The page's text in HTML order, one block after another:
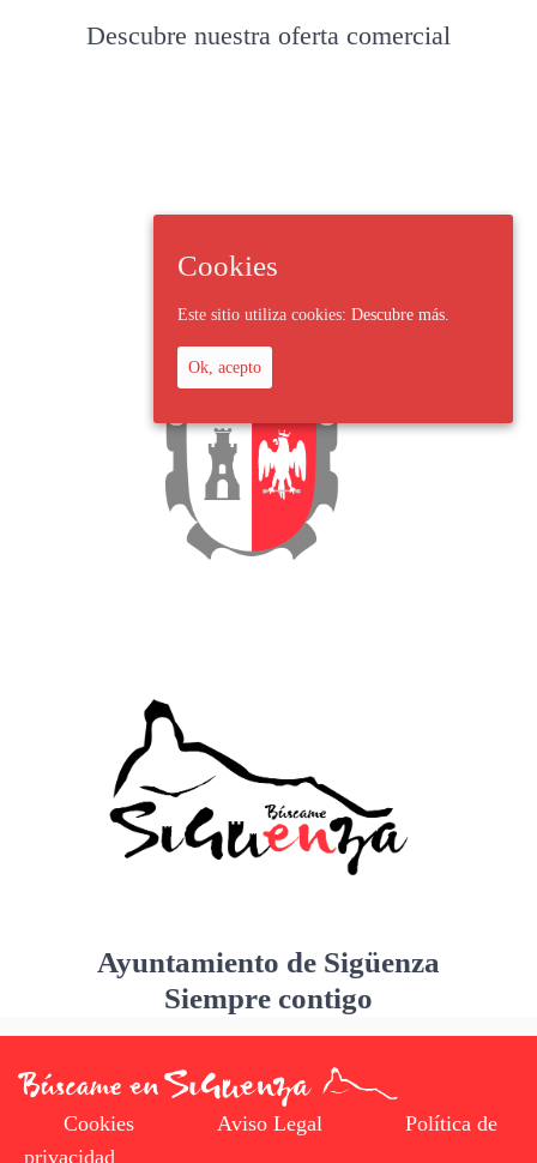
Descubre nuestra oferta comercial
Ayuntamiento de Sigüenza
Siempre contigo
Cookies Aviso Legal
Política de
privacidad
Cookies
Este sitio utiliza cookies: Descubre más.
Ok, acepto